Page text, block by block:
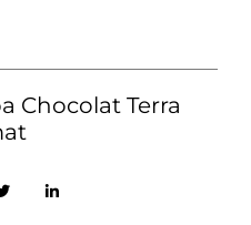
Chocolat Terra